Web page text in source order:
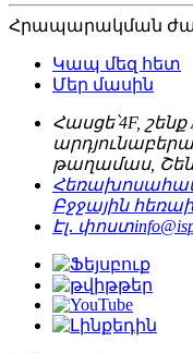
Հրապարակման
Կապ մեզ հետ
Մեր մասին
Հասցե՝4F, շենք
թաղամաս,
Բջջային
Էլ․ փոստ